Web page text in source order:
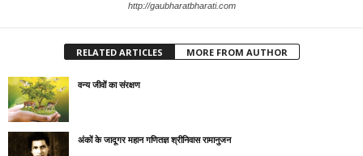
http://gaubharatbharati.com
RELATED ARTICLES MORE FROM AUTHOR
वन्य जीवों का संरक्षण
अंकों के जादूगर महान गणितज्ञ श्रीनिवास रामानुजन